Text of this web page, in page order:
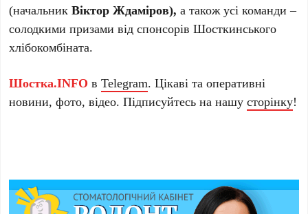
(начальникВіктор Ждаміров), а також усі команди –
солодкими призами від спонсорів Шосткинського
хлібокомбіната.
Шостка.INFO вTelegram. Цікаві та оперативні
новини, фото, відео. Підписуйтесь на нашусторінку!